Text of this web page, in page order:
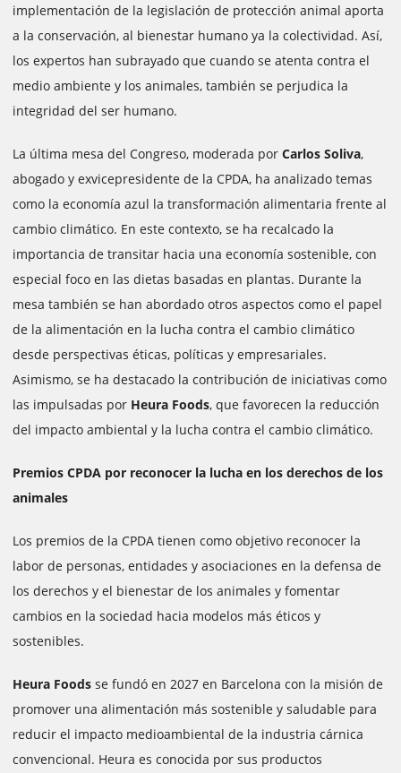
implementación de la legislación de protección animal aporta
a la conservación, al bienestar humano ya la colectividad. Así,
los expertos han subrayado que cuando se atenta contra el
medio ambiente y los animales, también se perjudica la
integridad del ser humano.
La última mesa del Congreso, moderada por Carlos Soliva,
abogado y exvicepresidente de la CPDA, ha analizado temas
como la economía azul la transformación alimentaria frente al
cambio climático. En este contexto, se ha recalcado la
importancia de transitar hacia una economía sostenible, con
especial foco en las dietas basadas en plantas. Durante la
mesa también se han abordado otros aspectos como el papel
de la alimentación en la lucha contra el cambio climático
desde perspectivas éticas, políticas y empresariales.
Asimismo, se ha destacado la contribución de iniciativas como
las impulsadas por Heura Foods, que favorecen la reducción
del impacto ambiental y la lucha contra el cambio climático.
Premios CPDA por reconocer la lucha en los derechos de los
animales
Los premios de la CPDA tienen como objetivo reconocer la
labor de personas, entidades y asociaciones en la defensa de
los derechos y el bienestar de los animales y fomentar
cambios en la sociedad hacia modelos más éticos y
sostenibles.
Heura Foods se fundó en 2027 en Barcelona con la misión de
promover una alimentación más sostenible y saludable para
reducir el impacto medioambiental de la industria cárnica
convencional. Heura es conocida por sus productos